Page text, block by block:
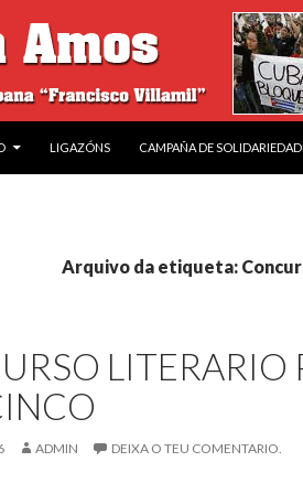
LIGAZÓNS CAMPAÑA DE
Arquivo da etiqueta:
LITERARIO
ADMIN DEIXA O TEU COMENTARIO.